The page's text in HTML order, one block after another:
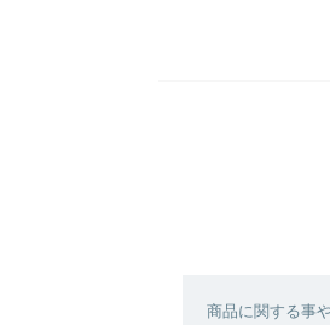
商品に関する事